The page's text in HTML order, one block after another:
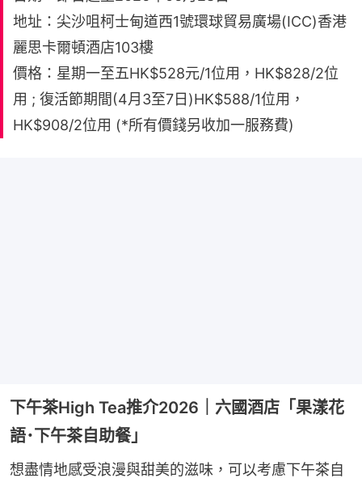
地址：尖沙咀柯士甸道西1號環球貿易廣場(ICC)香港
麗思卡爾頓酒店103樓
價格：星期一至五HK$528元/1位用，HK$828/2位
用 ; 復活節期間(4月3至7日)HK$588/1位用，
HK$908/2位用 (*所有價錢另收加一服務費)
下午茶High Tea推介2026｜六國酒店「果漾花
語･下午茶自助餐」
想盡情地感受浪漫與甜美的滋味，可以考慮下午茶自